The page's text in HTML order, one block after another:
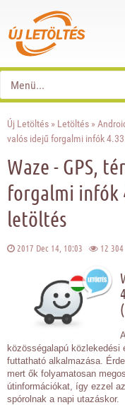
Új Letöltés » Letöltés »
valós idejű forgalmi infók
Waze - GPS,
forgalmi infók
letöltés
2017 Dec 14, 10:03 12 304
közösségalapú közlekedési
futtatható alkalmazása.
mert ők folyamatosan
útinformációkat, így ezzel
spórolnak a napi utazáskor.